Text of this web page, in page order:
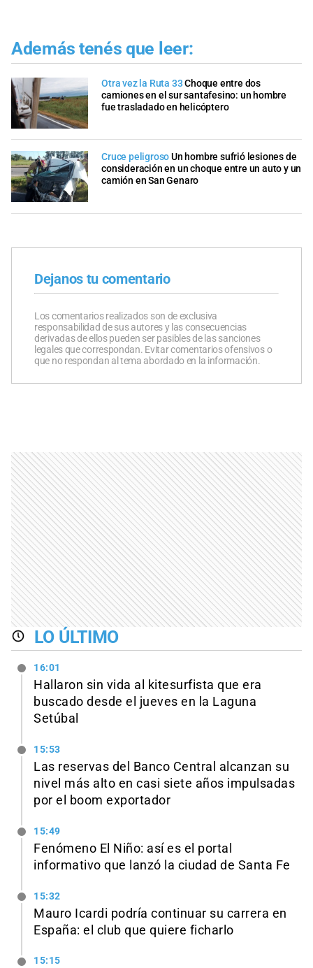
Además tenés que leer:
Otra vez la Ruta 33Choque entre dos
camiones en el sur santafesino: un hombre
fue trasladado en helicóptero
Cruce peligrosoUn hombre sufrió lesiones de
consideración en un choque entre un auto y un
camión en San Genaro
Dejanos tu comentario
Los comentarios realizados son de exclusiva
responsabilidad de sus autores y las consecuencias
derivadas de ellos pueden ser pasibles de las sanciones
legales que correspondan. Evitar comentarios ofensivos o
que no respondan al tema abordado en la información.
LO ÚLTIMO
16:01
Hallaron sin vida al kitesurfista que era
buscado desde el jueves en la Laguna
Setúbal
15:53
Las reservas del Banco Central alcanzan su
nivel más alto en casi siete años impulsadas
por el boom exportador
15:49
Fenómeno El Niño: así es el portal
informativo que lanzó la ciudad de Santa Fe
15:32
Mauro Icardi podría continuar su carrera en
España: el club que quiere ficharlo
15:15